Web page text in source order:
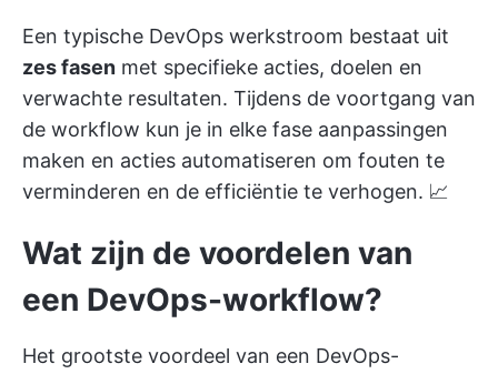
Een typische DevOps werkstroom bestaat uit
zes fasen met specifieke acties, doelen en
verwachte resultaten. Tijdens de voortgang van
de workflow kun je in elke fase aanpassingen
maken en acties automatiseren om fouten te
verminderen en de efficiëntie te verhogen. 📈
Wat zijn de voordelen van
een DevOps-workflow?
Het grootste voordeel van een DevOps-